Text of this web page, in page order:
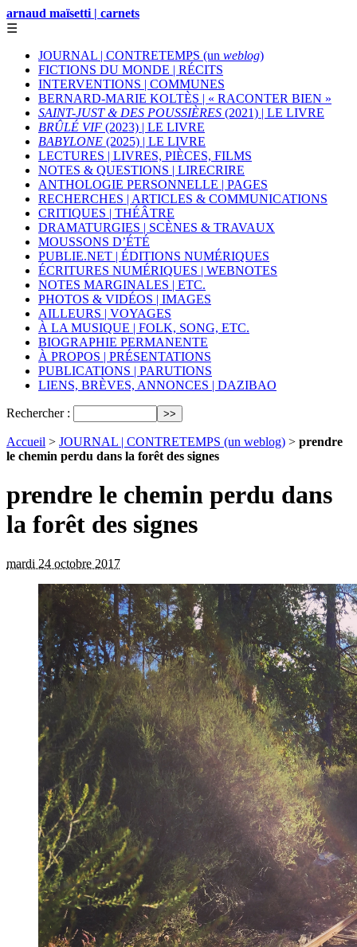
arnaud maïsetti | carnets
☰
JOURNAL | CONTRETEMPS (un weblog)
FICTIONS DU MONDE | RÉCITS
INTERVENTIONS | COMMUNES
BERNARD-MARIE KOLTÈS | « RACONTER BIEN »
SAINT-JUST & DES POUSSIÈRES (2021) | LE LIVRE
BRÛLÉ VIF (2023) | LE LIVRE
BABYLONE (2025) | LE LIVRE
LECTURES | LIVRES, PIÈCES, FILMS
NOTES & QUESTIONS | LIRECRIRE
ANTHOLOGIE PERSONNELLE | PAGES
RECHERCHES | ARTICLES & COMMUNICATIONS
CRITIQUES | THÉÂTRE
DRAMATURGIES | SCÈNES & TRAVAUX
MOUSSONS D’ÉTÉ
PUBLIE.NET | ÉDITIONS NUMÉRIQUES
ÉCRITURES NUMÉRIQUES | WEBNOTES
NOTES MARGINALES | ETC.
PHOTOS & VIDÉOS | IMAGES
AILLEURS | VOYAGES
À LA MUSIQUE | FOLK, SONG, ETC.
BIOGRAPHIE PERMANENTE
À PROPOS | PRÉSENTATIONS
PUBLICATIONS | PARUTIONS
LIENS, BRÈVES, ANNONCES | DAZIBAO
Rechercher :
Accueil > JOURNAL | CONTRETEMPS (un weblog) > prendre
le chemin perdu dans la forêt des signes
prendre le chemin perdu dans
la forêt des signes
mardi 24 octobre 2017